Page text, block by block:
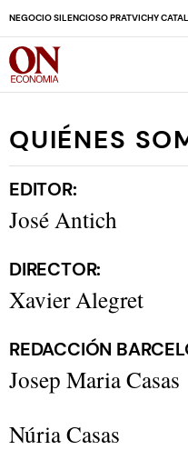
NEGOCIO SILENCIOSO PRATVICHY
QUIÉNES
EDITOR:
José Antich
DIRECTOR:
Xavier Alegret
REDACCIÓN
Josep Maria Casas
​​Núria Casas